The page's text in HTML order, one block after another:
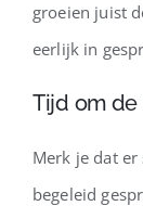
groeien juist
eerlijk in
Tijd om
Merk je dat
begeleid